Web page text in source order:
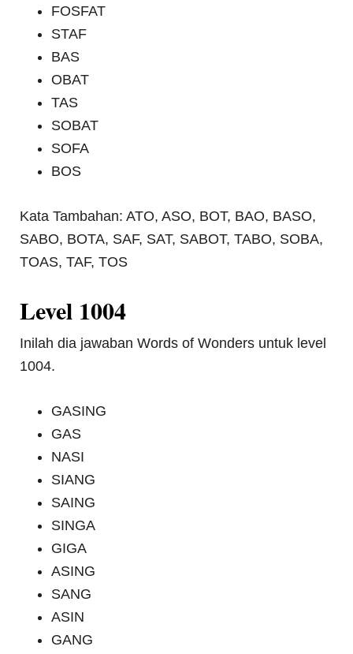
FOSFAT
STAF
BAS
OBAT
TAS
SOBAT
SOFA
BOS
Kata Tambahan: ATO, ASO, BOT, BAO, BASO,
SABO, BOTA, SAF, SAT, SABOT, TABO, SOBA,
TOAS, TAF, TOS
Level 1004
Inilah dia jawaban Words of Wonders untuk level
1004.
GASING
GAS
NASI
SIANG
SAING
SINGA
GIGA
ASING
SANG
ASIN
GANG